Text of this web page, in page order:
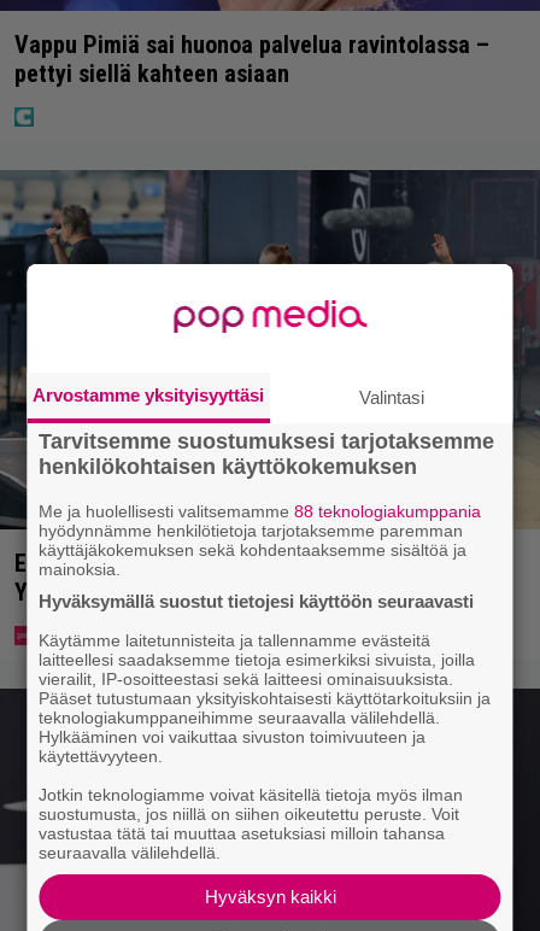
Vappu Pimiä sai huonoa palvelua ravintolassa –
pettyi siellä kahteen asiaan
Eppu Normaalin viimeinen konsertti esitetään
Ylellä
Arvostamme yksityisyyttäsi Valintasi
Tarvitsemme suostumuksesi tarjotaksemme
henkilökohtaisen käyttökokemuksen
Me ja huolellisesti valitsemamme88 teknologiakumppania
hyödynnämme henkilötietoja tarjotaksemme paremman
käyttäjäkokemuksen sekä kohdentaaksemme sisältöä ja
mainoksia.
Hyväksymällä suostut tietojesi käyttöön seuraavasti
Käytämme laitetunnisteita ja tallennamme evästeitä
laitteellesi saadaksemme tietoja esimerkiksi sivuista, joilla
vierailit, IP-osoitteestasi sekä laitteesi ominaisuuksista.
Pääset tutustumaan yksityiskohtaisesti käyttötarkoituksiin ja
teknologiakumppaneihimme seuraavalla välilehdellä.
Hylkääminen voi vaikuttaa sivuston toimivuuteen ja
käytettävyyteen.
Jotkin teknologiamme voivat käsitellä tietoja myös ilman
suostumusta, jos niillä on siihen oikeutettu peruste. Voit
vastustaa tätä tai muuttaa asetuksiasi milloin tahansa
seuraavalla välilehdellä.
Hyväksyn kaikki